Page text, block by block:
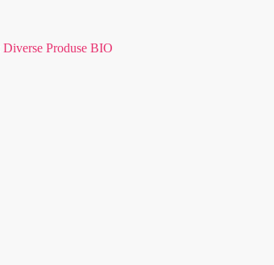
Diverse Produse BIO